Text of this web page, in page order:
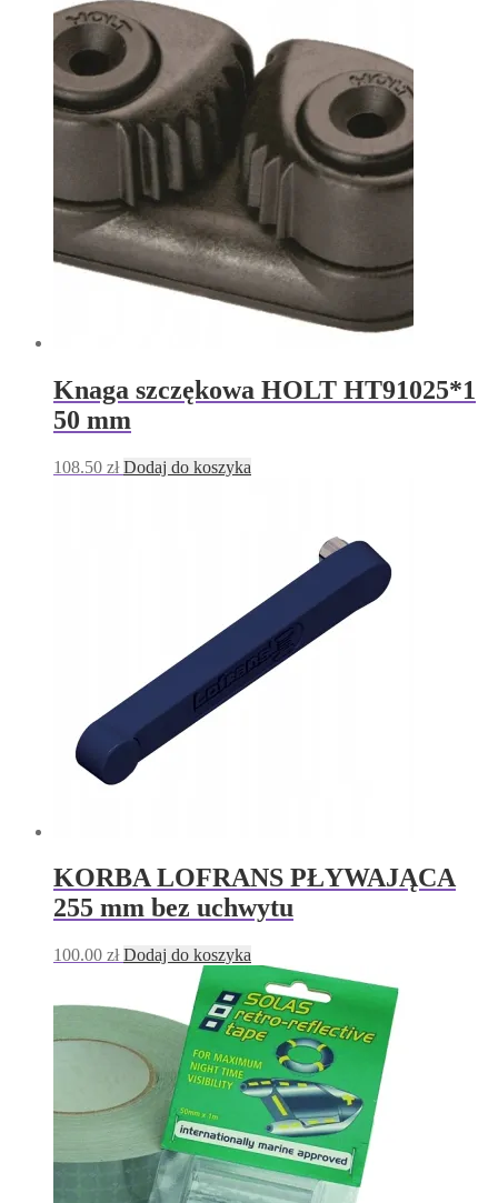
Knaga szczękowa HOLT HT91025*1
50 mm
108.50 zł Dodaj do koszyka
KORBA LOFRANS PŁYWAJĄCA
255 mm bez uchwytu
100.00 zł Dodaj do koszyka